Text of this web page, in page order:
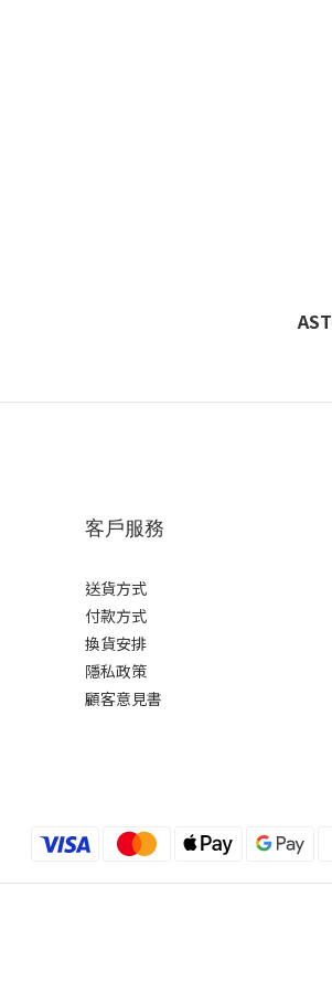
客戶服務
送貨方式
付款方式
換貨安排
隱私政策
顧客意見書